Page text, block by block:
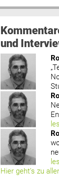
und
Hier geht’s zu